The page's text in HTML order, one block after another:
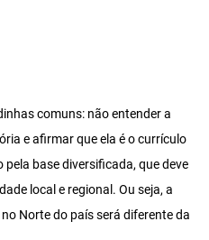
comuns: não entender a
e afirmar que ela é o currículo
base diversificada, que deve
local e regional. Ou seja, a
Norte do país será diferente da